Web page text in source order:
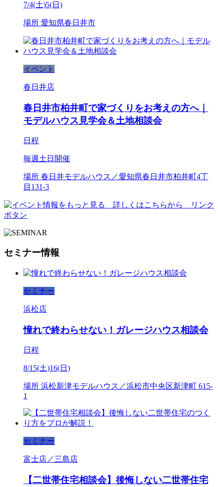
7/4(土)5(日)
場所 愛知県春日井市
イベント
春日井店
春日井市柏井町で家づくりをお考えの方へ｜
モデルハウス見学会＆土地相談会
日程
毎週土日開催
場所 春日井モデルハウス／愛知県春日井市柏井町4丁
目131-3
セミナー情報
セミナー
浜松店
憧れで終わらせない！ガレージハウス相談会
日程
8/15(土)16(日)
場所 浜松新津モデルハウス／浜松市中央区新津町 615-
1
セミナー
富士店／三島店
【二世帯住宅相談会】後悔しない二世帯住宅